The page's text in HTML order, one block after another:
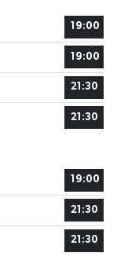
19:00
19:00
21:30
21:30
19:00
21:30
21:30